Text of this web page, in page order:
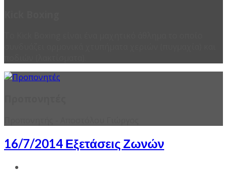
16/7/2014 Εξετάσεις Ζωνών